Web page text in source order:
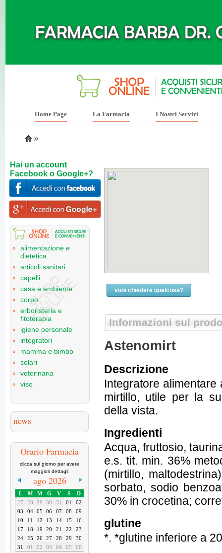
Hai un account
Facebook o Google+?
alimentazione e
dietetica
articoli sanitari
capelli
casa e ambiente
corpo
erboristeria e
fitoterapia
igiene personale
integratori
mamma e bimbo
solari
veterinaria
viso
news
Orario Farmacia
clicca sul giorno per avere
maggiori dettagli
ago 2026
L M M G V S
D
27
28 29 30 31 01
02
03
04 05 06 07 08
09
10
11 12 13 14 15
16
17
18 19 20 21 22
23
24
25 26 27 28 29
30
31
01 02 03 04 05 06
Home Page La Farmacia I Nostri Servizi
»
vuoi chiedere qualcosa?
Informazioni sul
Astenomirt
Descrizione
Integratore
mirtillo, utile per la
della vista.
Ingredienti
Acqua, fruttosio,
e.s. tit. min. 36%
(mirtillo,
sorbato, sodio
30% in crocetina;
glutine
*. *glutine inferiore a